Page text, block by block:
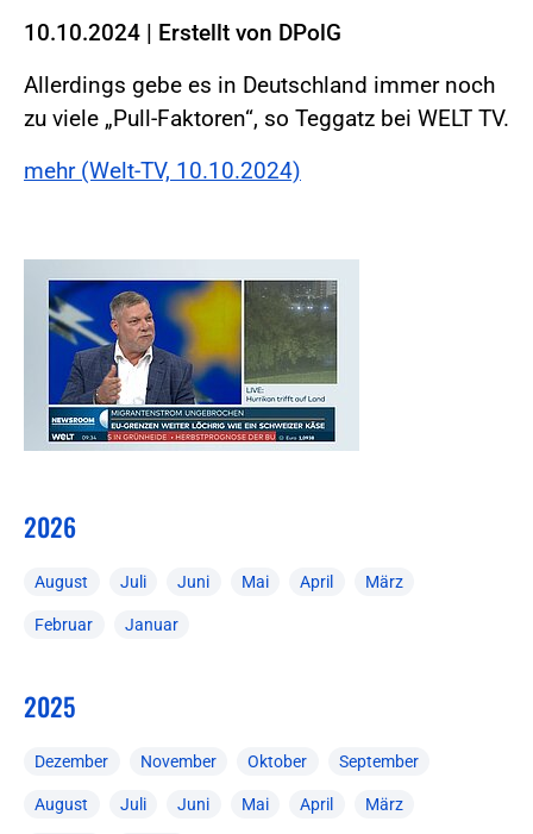
10.10.2024 | Erstellt von DPolG
Allerdings gebe es in Deutschland immer noch
zu viele „Pull-Faktoren“, so Teggatz bei WELT TV.
mehr (Welt-TV, 10.10.2024)
2026
August Juli Juni Mai April März
Februar Januar
2025
Dezember November Oktober September
August Juli Juni Mai April März